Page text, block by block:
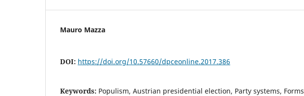
Mauro Mazza
DOI: https://doi.org/10.57660/dpceonline.2017.386
Keywords: Populism, Austrian presidential election, Party systems, Forms